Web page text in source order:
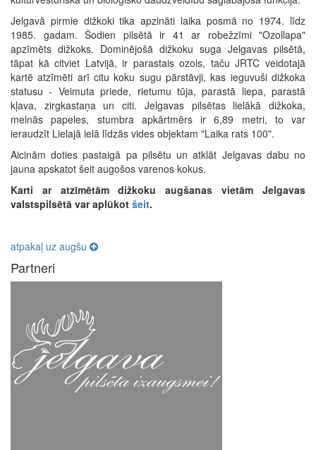
Jelgavā pirmie dižkoki tika apzināti laika posmā no 1974. līdz
1985. gadam. Šodien pilsētā ir 41 ar robežzīmi "Ozollapa"
apzīmēts dižkoks. Dominējošā dižkoku suga Jelgavas pilsētā,
tāpat kā citviet Latvijā, ir parastais ozols, taču JRTC veidotajā
kartē atzīmēti arī citu koku sugu pārstāvji, kas ieguvuši dižkoka
statusu - Veimuta priede, rietumu tūja, parastā liepa, parastā
kļava, zirgkastaņa un citi. Jelgavas pilsētas lielākā dižkoka,
melnās papeles, stumbra apkārtmērs ir 6,89 metri, to var
ieraudzīt Lielajā ielā līdzās vides objektam "Laika rats 100".
Aicinām doties pastaigā pa pilsētu un atklāt Jelgavas dabu no
jauna apskatot šeit augošos varenos kokus.
Karti ar atzīmētām dižkoku augšanas vietām Jelgavas
valstspilsētā var aplūkot šeit.
atpakaļ uz augšu
Partneri